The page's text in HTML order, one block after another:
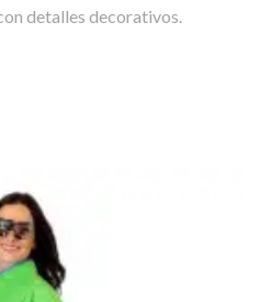
detalles decorativos.